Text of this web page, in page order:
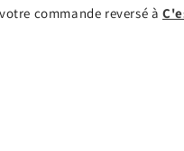
commande reversé à